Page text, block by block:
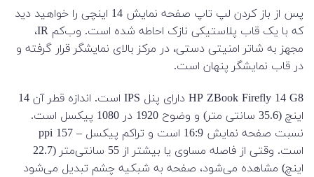
پس از باز کردن لپ تاپ صفحه نمایش 14 اینچی را خواهید دید
که با یک قاب پلاستیکی نازک احاطه شده است. وب‌کم IR،
مجهز به شاتر امنیتی دستی، در مرکز بالای نمایشگر قرار گرفته و
در قاب نمایشگر پنهان است.
HP ZBook Firefly 14 G8 دارای پنل IPS است. اندازه قطر آن 14
اینچ (35.6 سانتی متر) و وضوح 1920 در 1080 پیکسل است.
نسبت صفحه نمایش 16:9 است و تراکم پیکسل – 157 ppi
است. وقتی از فاصله مساوی یا بیشتر از 55 سانتی‌متر (22.7
اینچ) مشاهده می‌شود، صفحه به شبکیه چشم تبدیل می‌شود